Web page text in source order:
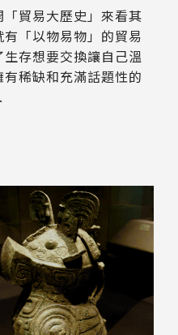
貿易大歷史」來看其
「以物易物」的貿易
存想要交換讓自己溫
稀缺和充滿話題性的